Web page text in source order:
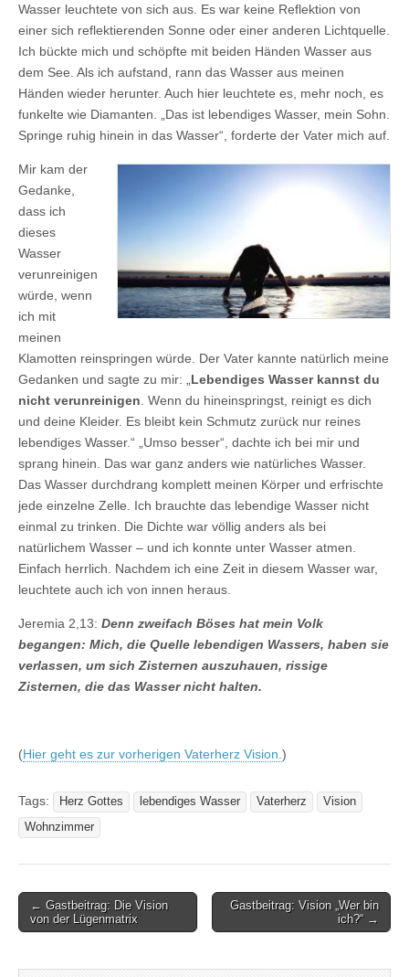
Wasser leuchtete von sich aus. Es war keine Reflektion von
einer sich reflektierenden Sonne oder einer anderen Lichtquelle.
Ich bückte mich und schöpfte mit beiden Händen Wasser aus
dem See. Als ich aufstand, rann das Wasser aus meinen
Händen wieder herunter. Auch hier leuchtete es, mehr noch, es
funkelte wie Diamanten. „Das ist lebendiges Wasser, mein Sohn.
Springe ruhig hinein in das Wasser“, forderte der Vater mich auf.
Mir kam der
Gedanke,
dass ich
dieses
Wasser
verunreinigen
würde, wenn
ich mit
meinen
Klamotten reinspringen würde. Der Vater kannte natürlich meine
Gedanken und sagte zu mir: „ Lebendiges Wasser kannst du
nicht verunreinigen . Wenn du hineinspringst, reinigt es dich
und deine Kleider. Es bleibt kein Schmutz zurück nur reines
lebendiges Wasser.“ „Umso besser“, dachte ich bei mir und
sprang hinein. Das war ganz anders wie natürliches Wasser.
Das Wasser durchdrang komplett meinen Körper und erfrischte
jede einzelne Zelle. Ich brauchte das lebendige Wasser nicht
einmal zu trinken. Die Dichte war völlig anders als bei
natürlichem Wasser – und ich konnte unter Wasser atmen.
Einfach herrlich. Nachdem ich eine Zeit in diesem Wasser war,
leuchtete auch ich von innen heraus.
Jeremia 2,13: Denn zweifach Böses hat mein Volk
begangen: Mich, die Quelle lebendigen Wassers, haben sie
verlassen, um sich Zisternen auszuhauen, rissige
Zisternen, die das Wasser nicht halten.
(Hier geht es zur vorherigen Vaterherz Vision. )
Tags: Herz Gottes lebendiges Wasser Vaterherz
Vision
Wohnzimmer
Post
navigation
← Gastbeitrag: Die Vision
von der Lügenmatrix
Gastbeitrag: Vision „Wer bin
ich?“ →